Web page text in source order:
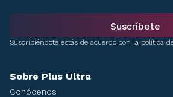
Sobre Plus Ultra
Conócenos
Suscríbete
Suscribiéndote estás de acuerdo con la política